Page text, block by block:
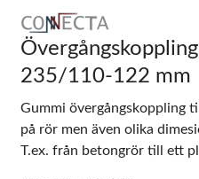
235/110-122 mm
Gummi övergångskoppling
på rör men även olika
T.ex. från betongrör till ett